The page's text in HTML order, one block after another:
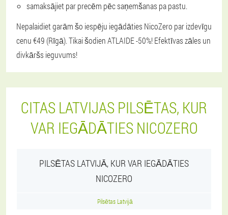
samaksājiet par precēm pēc saņemšanas pa pastu.
Nepalaidiet garām šo iespēju iegādāties NicoZero par izdevīgu
cenu €49 (Rīgā). Tikai šodien ATLAIDE -50%! Efektīvas zāles un
divkāršs ieguvums!
CITAS LATVIJAS PILSĒTAS, KUR
VAR IEGĀDĀTIES NICOZERO
PILSĒTAS LATVIJĀ, KUR VAR IEGĀDĀTIES
NICOZERO
Pilsētas Latvijā